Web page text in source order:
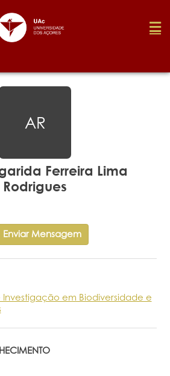
AR
Ferreira Lima
Rodrigues
Mensagem
Investigação em Biodiversidade e